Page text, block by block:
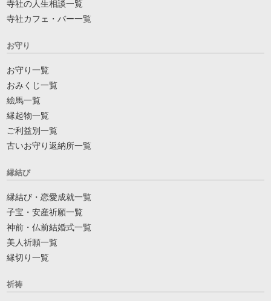
寺社の人生相談一覧
寺社カフェ・バー一覧
お守り
お守り一覧
おみくじ一覧
絵馬一覧
縁起物一覧
ご利益別一覧
古いお守り返納所一覧
縁結び
縁結び・恋愛成就一覧
子宝・安産祈願一覧
神前・仏前結婚式一覧
美人祈願一覧
縁切り一覧
祈祷